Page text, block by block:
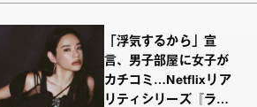
「浮気するから」宣
言、男子部屋に女子が
カチコミ…Netflixリア
リティシリーズ『ラヴ